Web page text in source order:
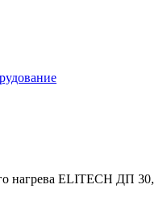
нагрева ELITECH ДП 30,